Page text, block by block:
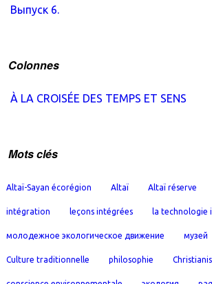
Выпуск 6.
Colonnes
À LA CROISÉE DES TEMPS ET SENS
Mots clés
Altaï-Sayan écorégion Altaï Altaï réserve
intégration leçons intégrées la technologie
молодежное экологическое движение музей
Culture traditionnelle philosophie